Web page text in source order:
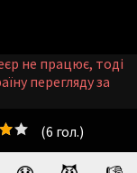
(6 гол.)
не працює, тоді
перегляду за